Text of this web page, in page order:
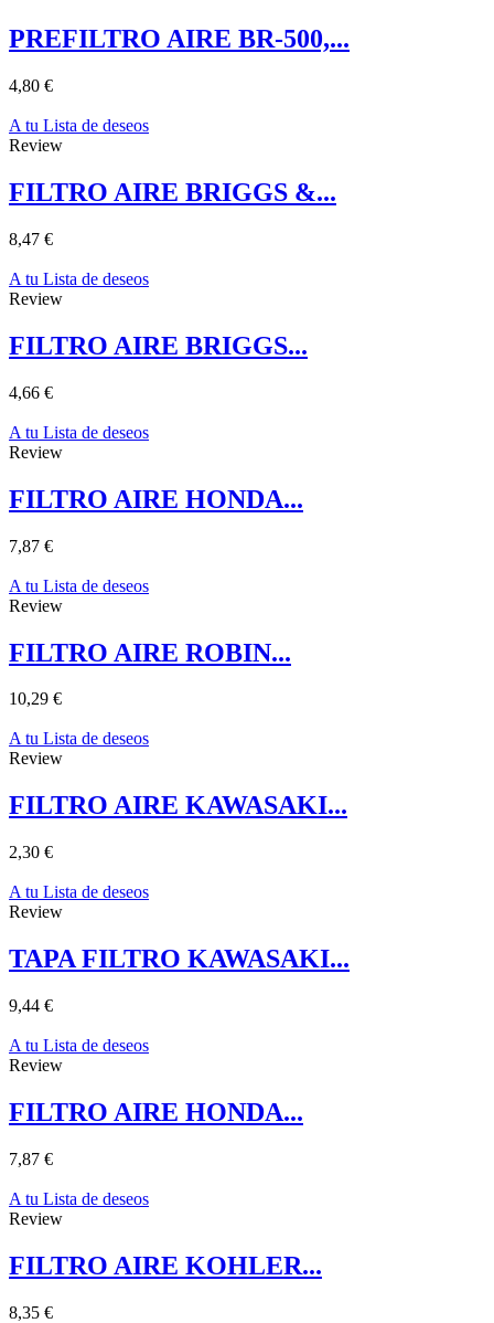
PREFILTRO AIRE BR-500,...
4,80 €
A tu Lista de deseos
Review
FILTRO AIRE BRIGGS &...
8,47 €
A tu Lista de deseos
Review
FILTRO AIRE BRIGGS...
4,66 €
A tu Lista de deseos
Review
FILTRO AIRE HONDA...
7,87 €
A tu Lista de deseos
Review
FILTRO AIRE ROBIN...
10,29 €
A tu Lista de deseos
Review
FILTRO AIRE KAWASAKI...
2,30 €
A tu Lista de deseos
Review
TAPA FILTRO KAWASAKI...
9,44 €
A tu Lista de deseos
Review
FILTRO AIRE HONDA...
7,87 €
A tu Lista de deseos
Review
FILTRO AIRE KOHLER...
8,35 €